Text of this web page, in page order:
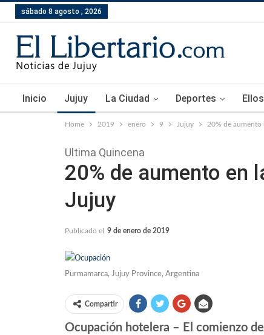
sábado 8 agosto , 2026
Inicio Jujuy La Ciudad Deportes
Home 2019 enero 9 Jujuy 20% de
Ultima Quincena
20% de aumento en
Jujuy
Publicado el 9 de enero de 2019
Purmamarca, Jujuy Province, Argentina
Compartir
Ocupación hotelera – El comienzo